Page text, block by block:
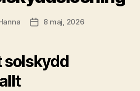
Inläggsdatum
8 maj, 2026
solskydd